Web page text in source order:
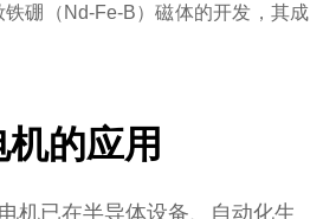
硼（Nd-Fe-B）磁体的开发，其成
的应用
机已在半导体设备、自动化生